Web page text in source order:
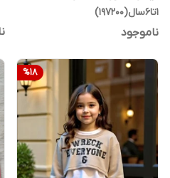
۱تا۶سال(‌197200)
ناموجود
%18